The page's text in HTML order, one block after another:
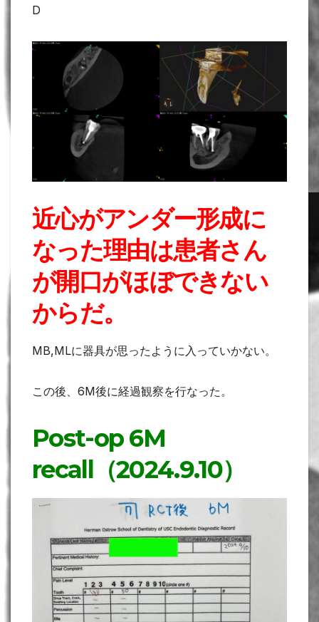
D
近心がアンダー形成に
なった理由は患者さん
が開口がほぼできない
からだ。
MB,MLに器具が思ったように入っていかない。
この後、6M後に経過観察を行なった。
Post-op 6M
recall（2024.9.10）